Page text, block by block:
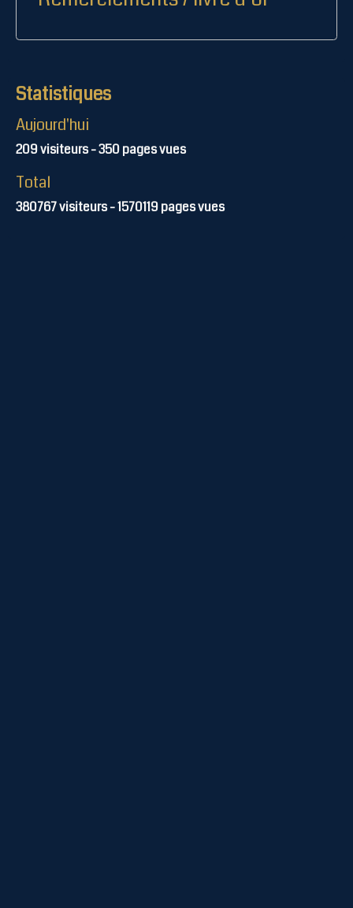
Statistiques
Aujourd'hui
209visiteurs -350pages vues
Total
380767visiteurs -1570119pages vues